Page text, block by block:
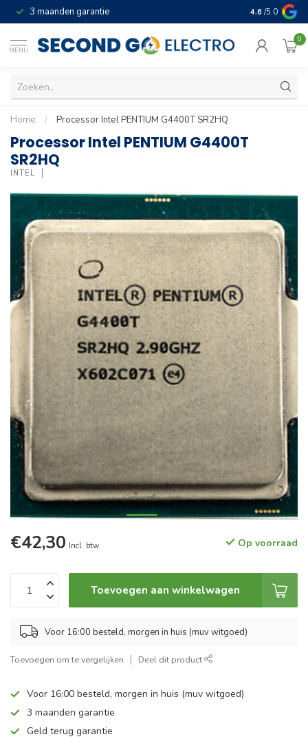
3 maanden garantie Geld terug
4.6 /5.0
MENU
0
Home / Processor Intel PENTIUM G4400T SR2HQ
Processor Intel PENTIUM G4400T
SR2HQ
INTEL
€42,30 Incl. btw Op voorraad
Toevoegen aan winkelwagen
Voor 16:00 besteld, morgen in huis (muv witgoed)
Toevoegen om te vergelijken Deel dit product
Voor 16:00 besteld, morgen in huis (muv witgoed)
3 maanden garantie
Geld terug garantie